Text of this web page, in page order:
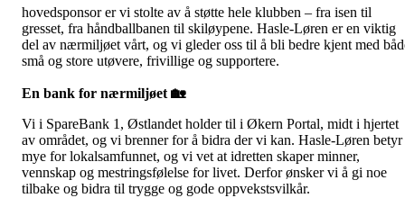
hovedsponsor er vi stolte av å støtte hele klubben – fra isen til
gresset, fra håndballbanen til skiløypene. Hasle-Løren er en viktig
del av nærmiljøet vårt, og vi gleder oss til å bli bedre kjent med
små og store utøvere, frivillige og supportere.
En bank for nærmiljøet 🏡
Vi i SpareBank 1, Østlandet holder til i Økern Portal, midt i hjertet
av området, og vi brenner for å bidra der vi kan. Hasle-Løren betyr
mye for lokalsamfunnet, og vi vet at idretten skaper minner,
vennskap og mestringsfølelse for livet. Derfor ønsker vi å gi noe
tilbake og bidra til trygge og gode oppvekstsvilkår.